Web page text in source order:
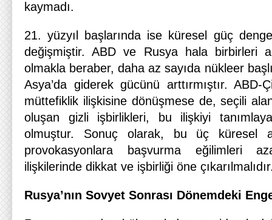
kaymadı.
21. yüzyıl başlarında ise küresel güç
değişmiştir. ABD ve Rusya hala birbirleri
olmakla beraber, daha az sayıda nükleer
Asya’da giderek gücünü arttırmıştır. ABD-
müttefiklik ilişkisine dönüşmese de, seçili
oluşan gizli işbirlikleri, bu ilişkiyi
olmuştur. Sonuç olarak, bu üç küresel
provokasyonlara başvurma eğilimleri
ilişkilerinde dikkat ve işbirliği öne
Rusya’nın Sovyet Sonrası Dönemdeki